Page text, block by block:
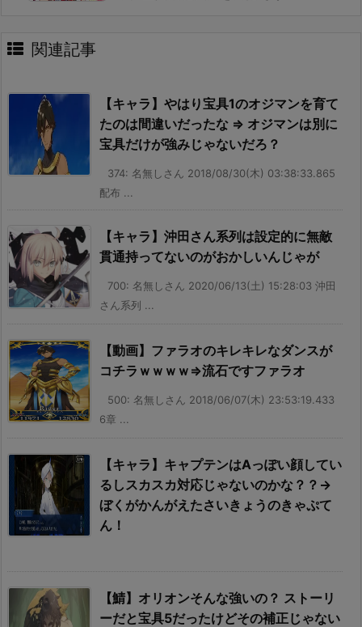
関連記事
【キャラ】やはり宝具1のオジマンを育て
たのは間違いだったな ⇒ オジマンは別に
宝具だけが強みじゃないだろ？
374: 名無しさん 2018/08/30(木) 03:38:33.865
配布 ...
【キャラ】沖田さん系列は設定的に無敵
貫通持ってないのがおかしいんじゃが
700: 名無しさん 2020/06/13(土) 15:28:03 沖田
さん系列 ...
【動画】ファラオのキレキレなダンスが
コチラｗｗｗｗ⇒流石ですファラオ
500: 名無しさん 2018/06/07(木) 23:53:19.433
6章 ...
【キャラ】キャプテンはAっぽい顔してい
るしスカスカ対応じゃないのかな？？→
ぼくがかんがえたさいきょうのきゃぷて
ん！
【鯖】オリオンそんな強いの？ ストーリ
ーだと宝具5だったけどその補正じゃない